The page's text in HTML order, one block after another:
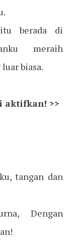
berada di
meraih
biasa.
aktifkan! >>
tangan dan
Dengan